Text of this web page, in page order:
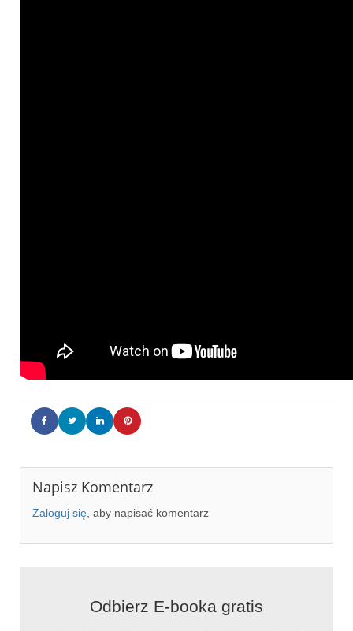
Napisz Komentarz
Zaloguj się , aby napisać komentarz
Odbierz E-booka gratis